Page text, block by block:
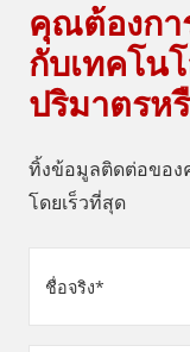
คุณต้องกา
กับเทคโน
ปริมาตรห
ทิ้งข้อมูลติดต่อของ
โดยเร็วที่สุด
จริง
(Required)